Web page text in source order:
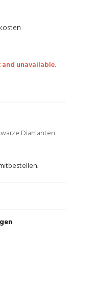
unavailable.
Diamanten
.